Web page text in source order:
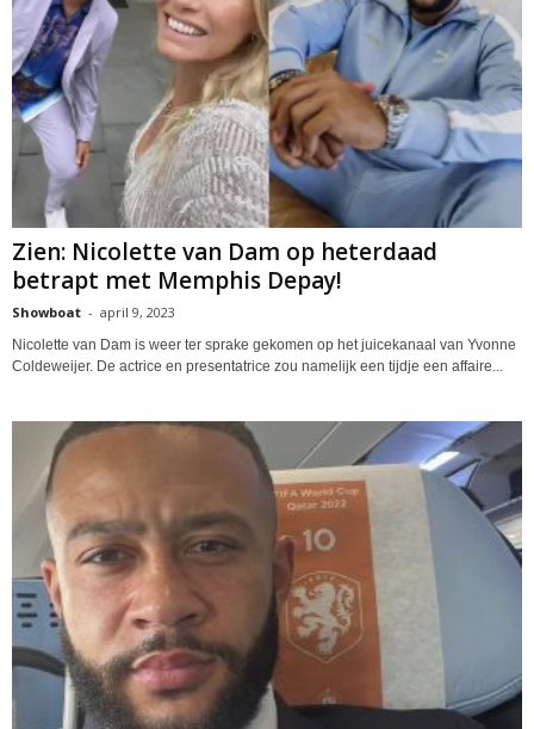
Zien: Nicolette van Dam op heterdaad
betrapt met Memphis Depay!
Showboat - april 9, 2023
Nicolette van Dam is weer ter sprake gekomen op het juicekanaal van Yvonne
Coldeweijer. De actrice en presentatrice zou namelijk een tijdje een affaire...